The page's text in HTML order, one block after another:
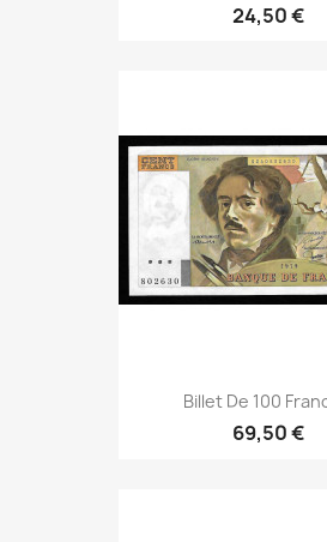
24,50 €
Billet De 100
69,50 €